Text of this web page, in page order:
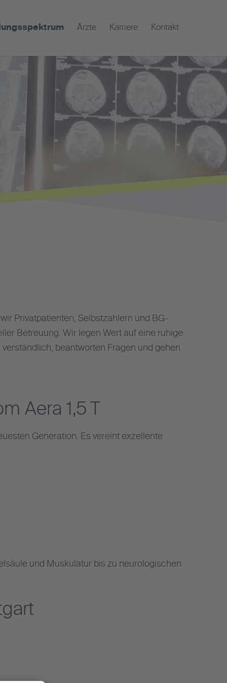
Ärzte Karriere Kontakt
Privatpatienten, Selbstzahlern und BG-
Betreuung. Wir legen Wert auf eine ruhige
beantworten Fragen und gehen
Aera 1,5 T
Generation. Es vereint exzellente
und Muskulatur bis zu neurologischen